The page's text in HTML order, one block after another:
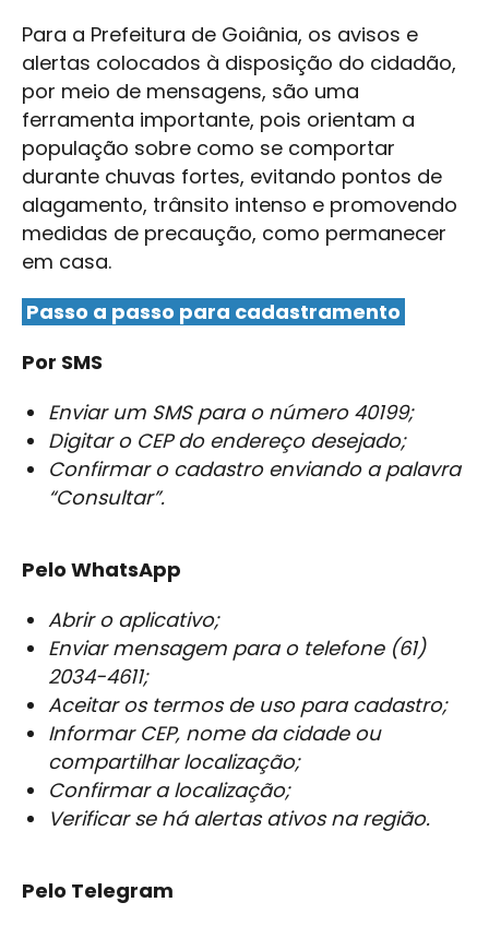
Para a Prefeitura de Goiânia, os avisos e
alertas colocados à disposição do cidadão,
por meio de mensagens, são uma
ferramenta importante, pois orientam a
população sobre como se comportar
durante chuvas fortes, evitando pontos de
alagamento, trânsito intenso e promovendo
medidas de precaução, como permanecer
em casa.
Passo a passo para cadastramento
Por SMS
Enviar um SMS para o número 40199;
Digitar o CEP do endereço desejado;
Confirmar o cadastro enviando a palavra
“Consultar”.
Pelo WhatsApp
Abrir o aplicativo;
Enviar mensagem para o telefone (61)
2034-4611;
Aceitar os termos de uso para cadastro;
Informar CEP, nome da cidade ou
compartilhar localização;
Confirmar a localização;
Verificar se há alertas ativos na região.
Pelo Telegram